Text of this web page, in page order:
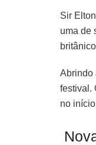
Sir
uma de
Abrindo
festival.
no